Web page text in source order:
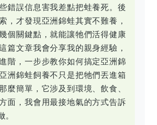
錯誤信息害我差點把蛙養死。後
，才發現亞洲錦蛙其實不難養，
個關鍵點，就能讓牠們活得健康
篇文章我會分享我的親身經驗，
階，一步步教你如何搞定亞洲錦
洲錦蛙飼養不只是把牠們丟進箱
麼簡單，它涉及到環境、飲食、
面，我會用最接地氣的方式告訴